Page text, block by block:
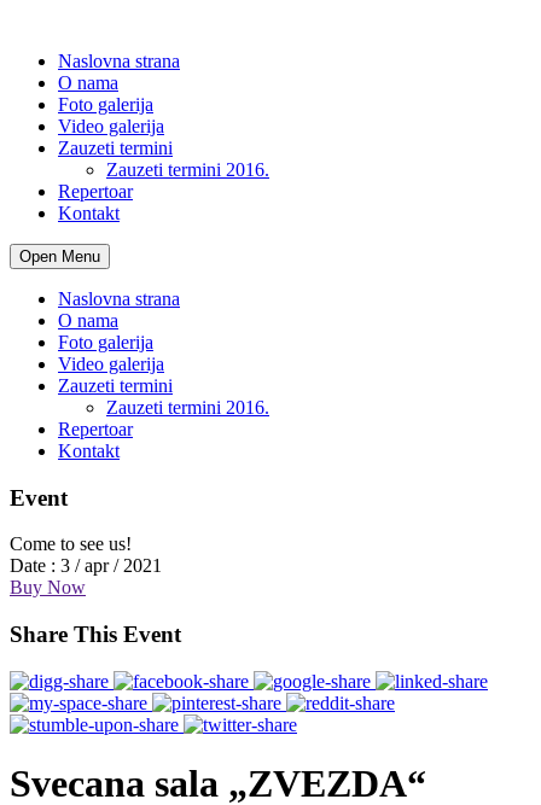
Naslovna strana
O nama
Foto galerija
Video galerija
Zauzeti termini
Zauzeti termini 2016.
Repertoar
Kontakt
Open Menu
Naslovna strana
O nama
Foto galerija
Video galerija
Zauzeti termini
Zauzeti termini 2016.
Repertoar
Kontakt
Event
Come to see us!
Date : 3 / apr / 2021
Buy Now
Share This Event
Svecana sala „ZVEZDA“